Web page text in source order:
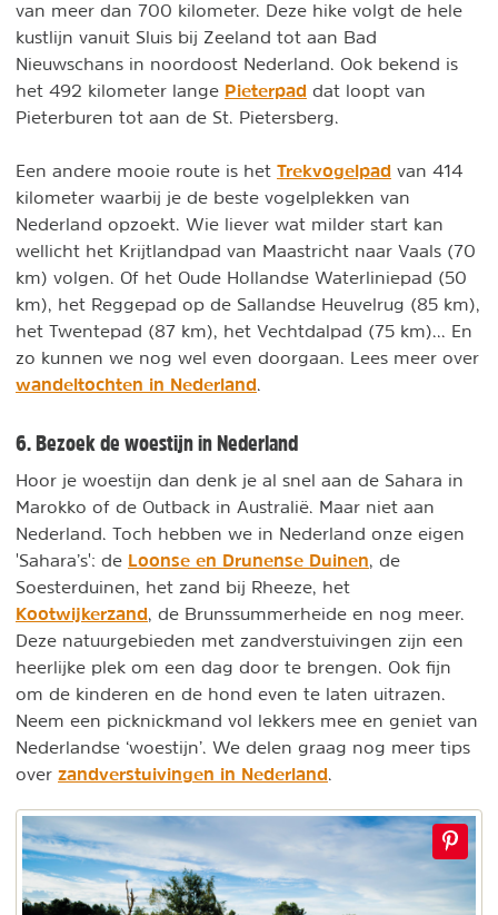
van meer dan 700 kilometer. Deze hike volgt de hele
kustlijn vanuit Sluis bij Zeeland tot aan Bad
Nieuwschans in noordoost Nederland. Ook bekend is
het 492 kilometer lange Pieterpad dat loopt van
Pieterburen tot aan de St. Pietersberg.
Een andere mooie route is het Trekvogelpad van 414
kilometer waarbij je de beste vogelplekken van
Nederland opzoekt. Wie liever wat milder start kan
wellicht het Krijtlandpad van Maastricht naar Vaals (70
km) volgen. Of het Oude Hollandse Waterliniepad (50
km), het Reggepad op de Sallandse Heuvelrug (85 km),
het Twentepad (87 km), het Vechtdalpad (75 km)... En
zo kunnen we nog wel even doorgaan. Lees meer over
wandeltochten in Nederland.
6. Bezoek de woestijn in Nederland
Hoor je woestijn dan denk je al snel aan de Sahara in
Marokko of de Outback in Australië. Maar niet aan
Nederland. Toch hebben we in Nederland onze eigen
'Sahara’s': de Loonse en Drunense Duinen, de
Soesterduinen, het zand bij Rheeze, het
Kootwijkerzand, de Brunssummerheide en nog meer.
Deze natuurgebieden met zandverstuivingen zijn een
heerlijke plek om een dag door te brengen. Ook fijn
om de kinderen en de hond even te laten uitrazen.
Neem een picknickmand vol lekkers mee en geniet van
Nederlandse ‘woestijn’. We delen graag nog meer tips
over zandverstuivingen in Nederland.